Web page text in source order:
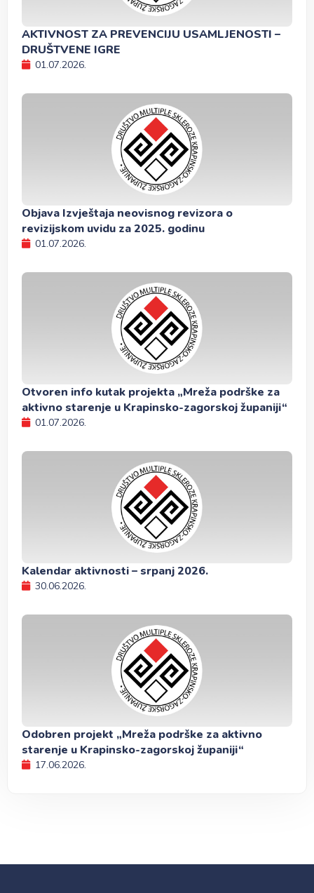
AKTIVNOST ZA PREVENCIJU USAMLJENOSTI –
DRUŠTVENE IGRE
01.07.2026.
Objava Izvještaja neovisnog revizora o
revizijskom uvidu za 2025. godinu
01.07.2026.
Otvoren info kutak projekta „Mreža podrške za
aktivno starenje u Krapinsko-zagorskoj županiji“
01.07.2026.
Kalendar aktivnosti – srpanj 2026.
30.06.2026.
Odobren projekt „Mreža podrške za aktivno
starenje u Krapinsko-zagorskoj županiji“
17.06.2026.